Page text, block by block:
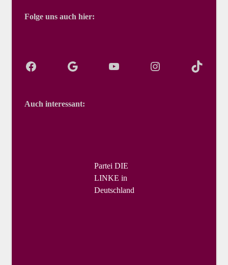
Folge uns auch hier:
Auch interessant:
Partei DIE
LINKE in
Deutschland